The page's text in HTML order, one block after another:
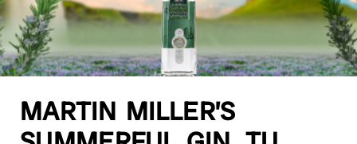
MARTIN MILLER’S